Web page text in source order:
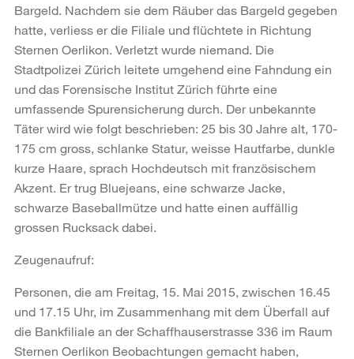
Bargeld. Nachdem sie dem Räuber das Bargeld gegeben
hatte, verliess er die Filiale und flüchtete in Richtung
Sternen Oerlikon. Verletzt wurde niemand. Die
Stadtpolizei Zürich leitete umgehend eine Fahndung ein
und das Forensische Institut Zürich führte eine
umfassende Spurensicherung durch. Der unbekannte
Täter wird wie folgt beschrieben: 25 bis 30 Jahre alt, 170-
175 cm gross, schlanke Statur, weisse Hautfarbe, dunkle
kurze Haare, sprach Hochdeutsch mit französischem
Akzent. Er trug Bluejeans, eine schwarze Jacke,
schwarze Baseballmütze und hatte einen auffällig
grossen Rucksack dabei.
Zeugenaufruf:
Personen, die am Freitag, 15. Mai 2015, zwischen 16.45
und 17.15 Uhr, im Zusammenhang mit dem Überfall auf
die Bankfiliale an der Schaffhauserstrasse 336 im Raum
Sternen Oerlikon Beobachtungen gemacht haben,